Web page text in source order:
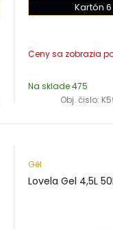
Kartón 6
Na sklade 475
Obj. čislo:
Gél
Lovela Gel 4,5L